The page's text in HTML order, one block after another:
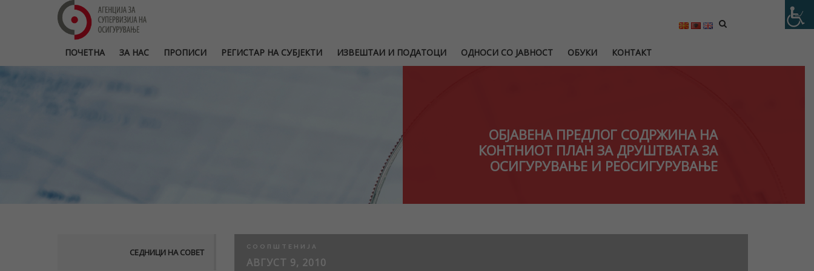
ПОЧЕТНА ЗА НАС ПРОПИСИ РЕГИСТАР НА СУБЈЕКТИ ИЗВЕШТАИ И ПОДАТОЦИ ОДНОСИ СО ЈАВНОСТ ОБУКИ КОНТАКТ
ОБЈАВЕНА ПРЕДЛОГ СОДРЖИНА НА
КОНТНИОТ ПЛАН ЗА ДРУШТВАТА ЗА
ОСИГУРУВАЊЕ И РЕОСИГУРУВАЊЕ
СЕДНИЦИ НА СОВЕТ
СООПШТЕНИЈА
АВГУСТ 9, 2010